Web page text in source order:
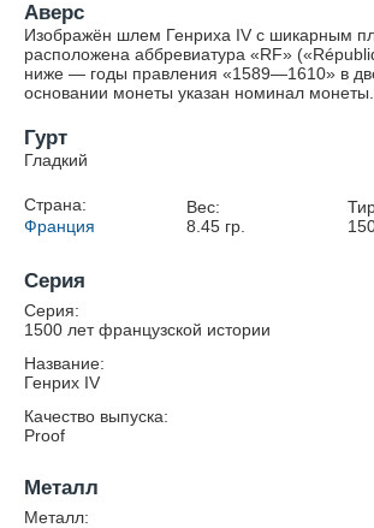
Аверс
Изображён шлем Генриха IV с шикарным
расположена аббревиатура «RF»
ниже — годы правления «1589—1610» в
основании монеты указан номинал монеты.
Гурт
Гладкий
Страна:
Франция
Вес:
8.45гр.
Серия
Серия:
1500 лет французской истории
Название:
Генрих IV
Качество выпуска:
Proof
Металл
Металл: